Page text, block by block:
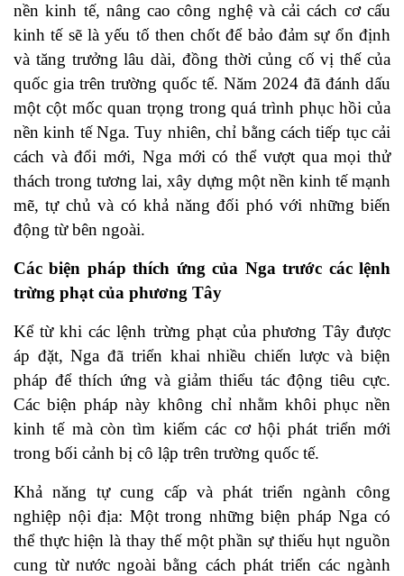
nền kinh tế, nâng cao công nghệ và cải cách cơ cấu
kinh tế sẽ là yếu tố then chốt để bảo đảm sự ổn định
và tăng trưởng lâu dài, đồng thời củng cố vị thế của
quốc gia trên trường quốc tế. Năm 2024 đã đánh dấu
một cột mốc quan trọng trong quá trình phục hồi của
nền kinh tế Nga. Tuy nhiên, chỉ bằng cách tiếp tục cải
cách và đổi mới, Nga mới có thể vượt qua mọi thử
thách trong tương lai, xây dựng một nền kinh tế mạnh
mẽ, tự chủ và có khả năng đối phó với những biến
động từ bên ngoài.
Các biện pháp thích ứng của Nga trước các lệnh
trừng phạt của phương Tây
Kể từ khi các lệnh trừng phạt của phương Tây được
áp đặt, Nga đã triển khai nhiều chiến lược và biện
pháp để thích ứng và giảm thiểu tác động tiêu cực.
Các biện pháp này không chỉ nhằm khôi phục nền
kinh tế mà còn tìm kiếm các cơ hội phát triển mới
trong bối cảnh bị cô lập trên trường quốc tế.
Khả năng tự cung cấp và phát triển ngành công
nghiệp nội địa: Một trong những biện pháp Nga có
thể thực hiện là thay thế một phần sự thiếu hụt nguồn
cung từ nước ngoài bằng cách phát triển các ngành